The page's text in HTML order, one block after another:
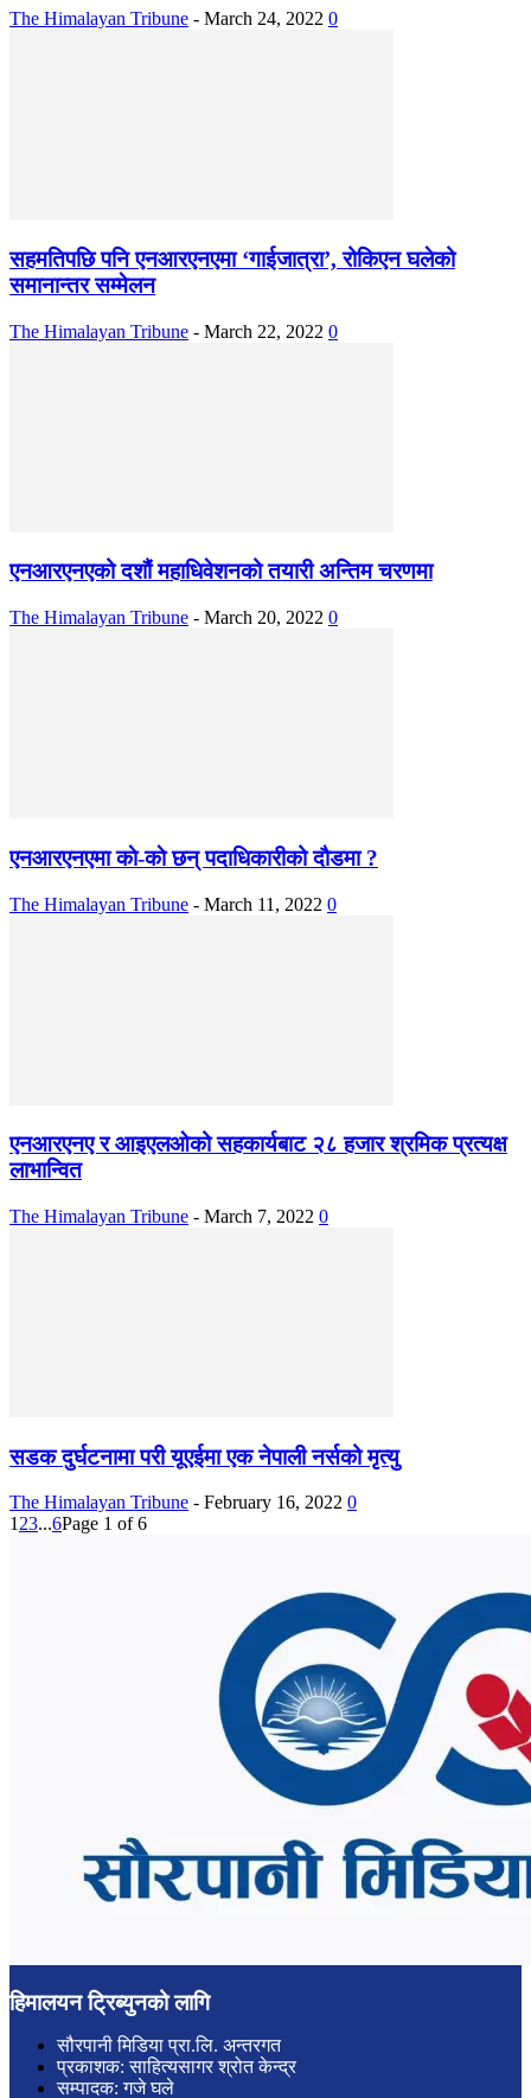
The Himalayan Tribune - March 24, 2022 0
सहमतिपछि पनि एनआरएनएमा ‘गाईजात्रा’, रोकिएन घलेको
समानान्तर सम्मेलन
The Himalayan Tribune - March 22, 2022 0
एनआरएनएको दशौं महाधिवेशनको तयारी अन्तिम चरणमा
The Himalayan Tribune - March 20, 2022 0
एनआरएनएमा काे-काे छन् पदाधिकारीको दाैडमा ?
The Himalayan Tribune - March 11, 2022 0
एनआरएनए र आइएलओको सहकार्यबाट २८ हजार श्रमिक प्रत्यक्ष
लाभान्वित
The Himalayan Tribune - March 7, 2022 0
सडक दुर्घटनामा परी यूएईमा एक नेपाली नर्सको मृत्यु
The Himalayan Tribune - February 16, 2022 0
123...6Page 1 of 6
हिमालयन ट्रिब्युनको लागि
सौरपानी मिडिया प्रा.लि. अन्तरगत
प्रकाशक: साहित्यसागर श्रोत केन्द्र
सम्पादक: गजे घले